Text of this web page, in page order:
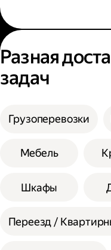
Подтвердить
Выберите
Введите
Укажите, нужны
Выберите
Диаметр не
Высота не более
см при выборе
допустимая
Разная
задач
Грузоперевозки
Мебель
Шкафы
Переезд /